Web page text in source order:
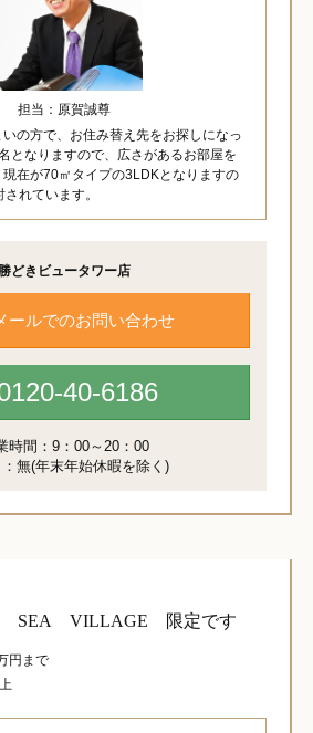
担当：原賀誠尊
の方で、お住み替え先をお探しになっ
となりますので、広さがあるお部屋を
在が70㎡タイプの3LDKとなりますの
れています。
勝どきビュータワー店
ールでのお問い合わせ
40-6186
時間：9：00～20：00
無(年末年始休暇を除く)
SEA VILLAGE 限定です
円まで